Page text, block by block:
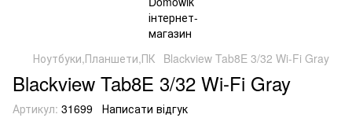
Ноутбуки,Планшети,ПК Blackview Tab8E 3/32 Wi-Fi Gray
Blackview Tab8E 3/32 Wi-Fi Gray
Артикул: 31699 Написати відгук